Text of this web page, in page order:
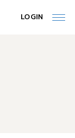
LOGIN